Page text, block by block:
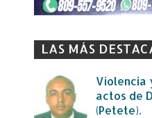
LAS MÁS
Violencia
actos de
(Petete).